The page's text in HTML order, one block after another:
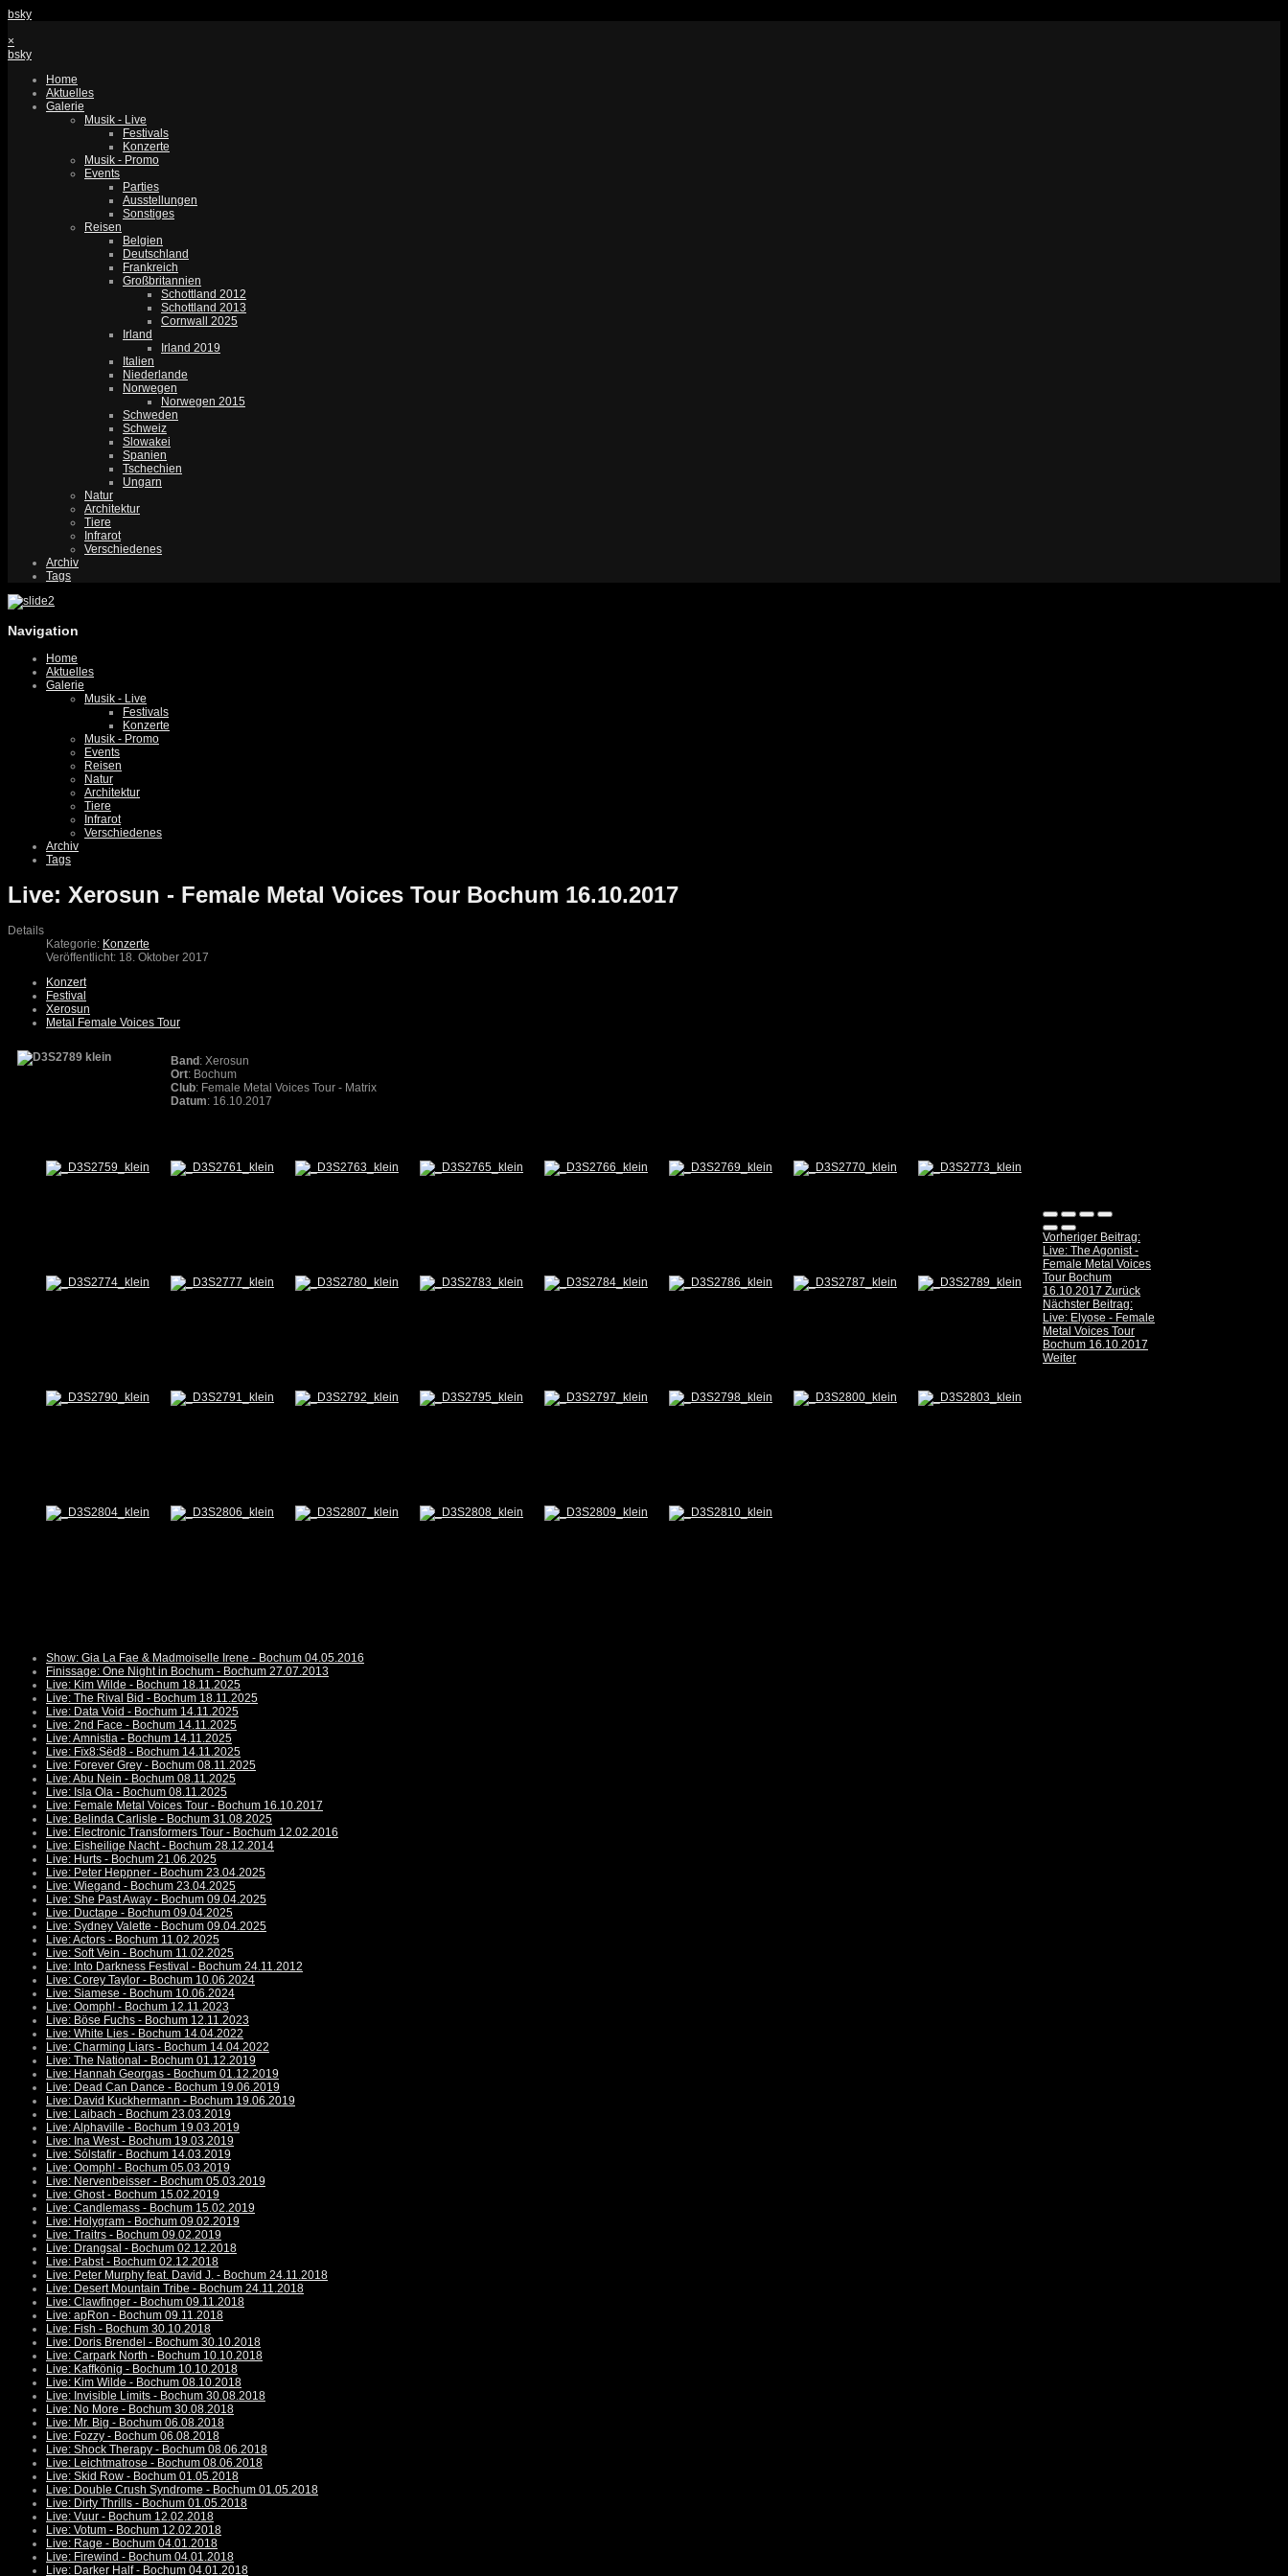
bsky
×
bsky
Home
Aktuelles
Galerie
Musik - Live
Festivals
Konzerte
Musik - Promo
Events
Parties
Ausstellungen
Sonstiges
Reisen
Belgien
Deutschland
Frankreich
Großbritannien
Schottland 2012
Schottland 2013
Cornwall 2025
Irland
Irland 2019
Italien
Niederlande
Norwegen
Norwegen 2015
Schweden
Schweiz
Slowakei
Spanien
Tschechien
Ungarn
Natur
Architektur
Tiere
Infrarot
Verschiedenes
Archiv
Tags
Navigation
Home
Aktuelles
Galerie
Musik - Live
Festivals
Konzerte
Musik - Promo
Events
Reisen
Natur
Architektur
Tiere
Infrarot
Verschiedenes
Archiv
Tags
Live: Xerosun - Female Metal Voices Tour Bochum 16.10.2017
Details
Kategorie: Konzerte
Veröffentlicht: 18. Oktober 2017
Konzert
Festival
Xerosun
Metal Female Voices Tour
Band : Xerosun
Ort: Bochum
Club: Female Metal Voices Tour - Matrix
Datum: 16.10.2017
Vorheriger Beitrag:
Live: The Agonist -
Female Metal Voices
Tour Bochum
16.10.2017 Zurück
Nächster Beitrag:
Live: Elyose - Female
Metal Voices Tour
Bochum 16.10.2017
Weiter
Show: Gia La Fae & Madmoiselle Irene - Bochum 04.05.2016
Finissage: One Night in Bochum - Bochum 27.07.2013
Live: Kim Wilde - Bochum 18.11.2025
Live: The Rival Bid - Bochum 18.11.2025
Live: Data Void - Bochum 14.11.2025
Live: 2nd Face - Bochum 14.11.2025
Live: Amnistia - Bochum 14.11.2025
Live: Fïx8:Sëd8 - Bochum 14.11.2025
Live: Forever Grey - Bochum 08.11.2025
Live: Abu Nein - Bochum 08.11.2025
Live: Isla Ola - Bochum 08.11.2025
Live: Female Metal Voices Tour - Bochum 16.10.2017
Live: Belinda Carlisle - Bochum 31.08.2025
Live: Electronic Transformers Tour - Bochum 12.02.2016
Live: Eisheilige Nacht - Bochum 28.12.2014
Live: Hurts - Bochum 21.06.2025
Live: Peter Heppner - Bochum 23.04.2025
Live: Wiegand - Bochum 23.04.2025
Live: She Past Away - Bochum 09.04.2025
Live: Ductape - Bochum 09.04.2025
Live: Sydney Valette - Bochum 09.04.2025
Live: Actors - Bochum 11.02.2025
Live: Soft Vein - Bochum 11.02.2025
Live: Into Darkness Festival - Bochum 24.11.2012
Live: Corey Taylor - Bochum 10.06.2024
Live: Siamese - Bochum 10.06.2024
Live: Oomph! - Bochum 12.11.2023
Live: Böse Fuchs - Bochum 12.11.2023
Live: White Lies - Bochum 14.04.2022
Live: Charming Liars - Bochum 14.04.2022
Live: The National - Bochum 01.12.2019
Live: Hannah Georgas - Bochum 01.12.2019
Live: Dead Can Dance - Bochum 19.06.2019
Live: David Kuckhermann - Bochum 19.06.2019
Live: Laibach - Bochum 23.03.2019
Live: Alphaville - Bochum 19.03.2019
Live: Ina West - Bochum 19.03.2019
Live: Sólstafir - Bochum 14.03.2019
Live: Oomph! - Bochum 05.03.2019
Live: Nervenbeisser - Bochum 05.03.2019
Live: Ghost - Bochum 15.02.2019
Live: Candlemass - Bochum 15.02.2019
Live: Holygram - Bochum 09.02.2019
Live: Traitrs - Bochum 09.02.2019
Live: Drangsal - Bochum 02.12.2018
Live: Pabst - Bochum 02.12.2018
Live: Peter Murphy feat. David J. - Bochum 24.11.2018
Live: Desert Mountain Tribe - Bochum 24.11.2018
Live: Clawfinger - Bochum 09.11.2018
Live: apRon - Bochum 09.11.2018
Live: Fish - Bochum 30.10.2018
Live: Doris Brendel - Bochum 30.10.2018
Live: Carpark North - Bochum 10.10.2018
Live: Kaffkönig - Bochum 10.10.2018
Live: Kim Wilde - Bochum 08.10.2018
Live: Invisible Limits - Bochum 30.08.2018
Live: No More - Bochum 30.08.2018
Live: Mr. Big - Bochum 06.08.2018
Live: Fozzy - Bochum 06.08.2018
Live: Shock Therapy - Bochum 08.06.2018
Live: Leichtmatrose - Bochum 08.06.2018
Live: Skid Row - Bochum 01.05.2018
Live: Double Crush Syndrome - Bochum 01.05.2018
Live: Dirty Thrills - Bochum 01.05.2018
Live: Vuur - Bochum 12.02.2018
Live: Votum - Bochum 12.02.2018
Live: Rage - Bochum 04.01.2018
Live: Firewind - Bochum 04.01.2018
Live: Darker Half - Bochum 04.01.2018